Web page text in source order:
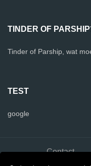
TINDER OF
Tinder of Parship, wat
TEST
google
Contact